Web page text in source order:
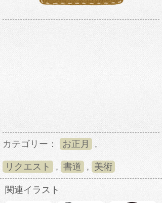
カテゴリー： お正月 ,
リクエスト , 書道 , 美術
関連イラスト